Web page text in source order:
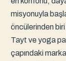
misyonuyla
öncülerinden
Tayt ve yoga
çapındaki